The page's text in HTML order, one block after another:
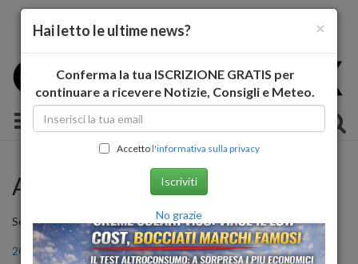
Toggle navigation
Archivio Storico
Seleziona l'anno
2011 2012 2013 2014 2015 2016
×
Hai letto le ultime news?
Conferma la tua ISCRIZIONE GRATIS per
continuare a ricevere Notizie, Consigli e Meteo.
Accettol'informativa sulla privacy
Iscriviti
No grazie